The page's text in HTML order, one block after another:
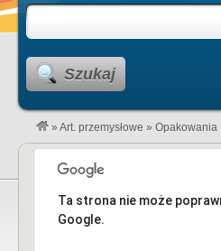
Szukaj
» Art. przemysłowe » Opakowania
Ta strona nie może
Google.